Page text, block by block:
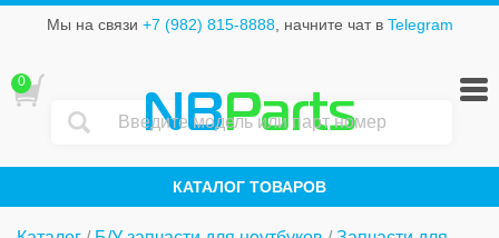
Мы на связи +7 (982) 815-8888, начните чат в Telegram
NBParts
КАТАЛОГ ТОВАРОВ
0